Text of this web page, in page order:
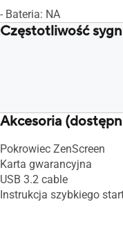
- Bateria: NA
Częstotliwość
Akcesoria
Pokrowiec ZenScreen
Karta gwarancyjna
USB 3.2 cable
Instrukcja szybkiego